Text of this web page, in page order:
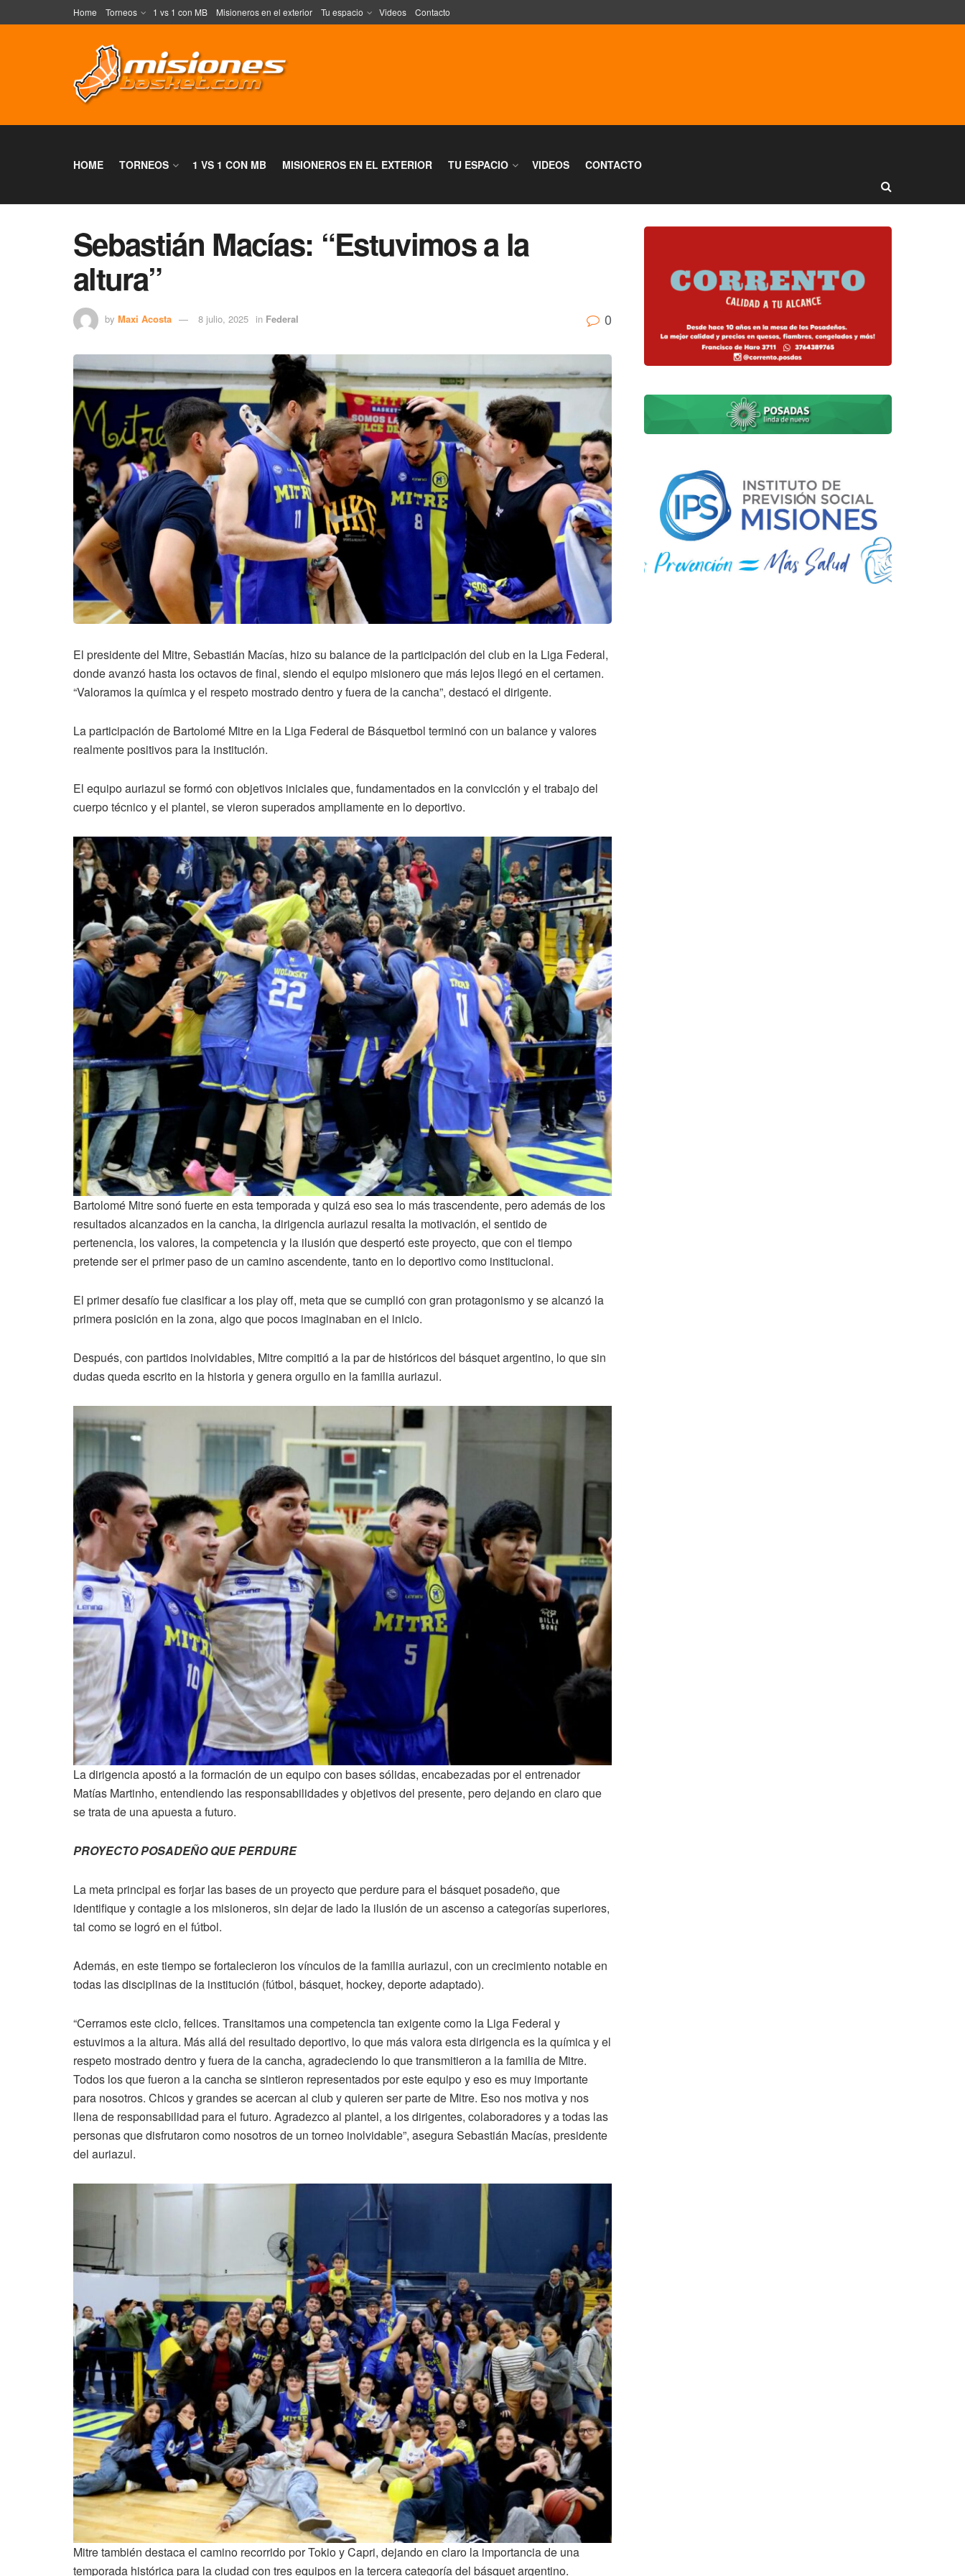
Home Torneos 1 vs 1 con MB Misioneros en el exterior Tu espacio Videos Contacto
HOME TORNEOS 1 VS 1 CON MB MISIONEROS EN EL EXTERIOR TU ESPACIO VIDEOS CONTACTO
Sebastián Macías: “Estuvimos a la
altura”
by Maxi Acosta 8 julio, 2025 in Federal 0
El presidente del Mitre, Sebastián Macías, hizo su balance de la participación del club en la Liga Federal,
donde avanzó hasta los octavos de final, siendo el equipo misionero que más lejos llegó en el certamen.
“Valoramos la química y el respeto mostrado dentro y fuera de la cancha”, destacó el dirigente.
La participación de Bartolomé Mitre en la Liga Federal de Básquetbol terminó con un balance y valores
realmente positivos para la institución.
El equipo auriazul se formó con objetivos iniciales que, fundamentados en la convicción y el trabajo del
cuerpo técnico y el plantel, se vieron superados ampliamente en lo deportivo.
Bartolomé Mitre sonó fuerte en esta temporada y quizá eso sea lo más trascendente, pero además de los
resultados alcanzados en la cancha, la dirigencia auriazul resalta la motivación, el sentido de
pertenencia, los valores, la competencia y la ilusión que despertó este proyecto, que con el tiempo
pretende ser el primer paso de un camino ascendente, tanto en lo deportivo como institucional.
El primer desafío fue clasificar a los play off, meta que se cumplió con gran protagonismo y se alcanzó la
primera posición en la zona, algo que pocos imaginaban en el inicio.
Después, con partidos inolvidables, Mitre compitió a la par de históricos del básquet argentino, lo que sin
dudas queda escrito en la historia y genera orgullo en la familia auriazul.
La dirigencia apostó a la formación de un equipo con bases sólidas, encabezadas por el entrenador
Matías Martinho, entendiendo las responsabilidades y objetivos del presente, pero dejando en claro que
se trata de una apuesta a futuro.
PROYECTO POSADEÑO QUE PERDURE
La meta principal es forjar las bases de un proyecto que perdure para el básquet posadeño, que
identifique y contagie a los misioneros, sin dejar de lado la ilusión de un ascenso a categorías superiores,
tal como se logró en el fútbol.
Además, en este tiempo se fortalecieron los vínculos de la familia auriazul, con un crecimiento notable en
todas las disciplinas de la institución (fútbol, básquet, hockey, deporte adaptado).
“Cerramos este ciclo, felices. Transitamos una competencia tan exigente como la Liga Federal y
estuvimos a la altura. Más allá del resultado deportivo, lo que más valora esta dirigencia es la química y el
respeto mostrado dentro y fuera de la cancha, agradeciendo lo que transmitieron a la familia de Mitre.
Todos los que fueron a la cancha se sintieron representados por este equipo y eso es muy importante
para nosotros. Chicos y grandes se acercan al club y quieren ser parte de Mitre. Eso nos motiva y nos
llena de responsabilidad para el futuro. Agradezco al plantel, a los dirigentes, colaboradores y a todas las
personas que disfrutaron como nosotros de un torneo inolvidable”, asegura Sebastián Macías, presidente
del auriazul.
Mitre también destaca el camino recorrido por Tokio y Capri, dejando en claro la importancia de una
temporada histórica para la ciudad con tres equipos en la tercera categoría del básquet argentino.